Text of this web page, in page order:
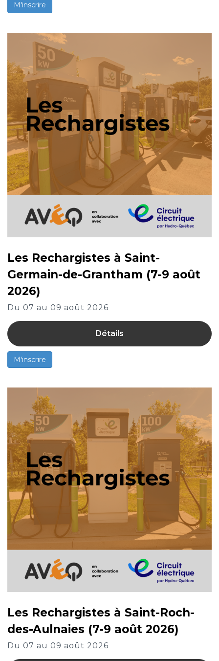
M'inscrire
Les Rechargistes à Saint-
Germain-de-Grantham (7-9 août
2026)
Du 07 au 09 août 2026
Détails
M'inscrire
Les Rechargistes à Saint-Roch-
des-Aulnaies (7-9 août 2026)
Du 07 au 09 août 2026